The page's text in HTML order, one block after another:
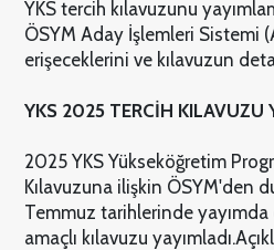
YKS tercih kılavuzunu
ÖSYM Aday İşlemleri Sistemi
erişeceklerini ve kılavuzun
YKS 2025 TERCİH KILAVUZU
2025 YKS Yükseköğretim
Kılavuzuna ilişkin ÖSYM'den
Temmuz tarihlerinde
amaçlı kılavuzu yayımladı.